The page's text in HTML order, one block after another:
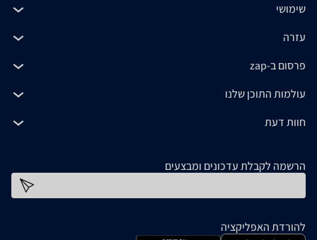
שימושי
עזרה
פרסום ב-zap
עולמות התוכן שלנו
חוות דעת
הרשמה לקבלת עדכונים ומבצעים
להורדת האפליקציה